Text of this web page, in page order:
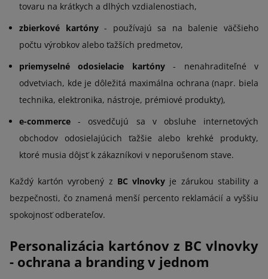
tovaru na krátkych a dlhých vzdialenostiach,
zbierkové kartóny- používajú sa na balenie väčšieho
počtu výrobkov alebo ťažších predmetov,
priemyselné odosielacie kartóny- nenahraditeľné v
odvetviach, kde je dôležitá maximálna ochrana (napr. biela
technika, elektronika, nástroje, prémiové produkty),
e-commerce - osvedčujú sa v obsluhe internetových
obchodov odosielajúcich ťažšie alebo krehké produkty,
ktoré musia dôjsť k zákazníkovi v neporušenom stave.
Každý kartón vyrobený z BC vlnovky je zárukou stability a
bezpečnosti, čo znamená menší percento reklamácií a vyššiu
spokojnosť odberateľov.
Personalizácia kartónov z BC vlnovky
- ochrana a branding v jednom